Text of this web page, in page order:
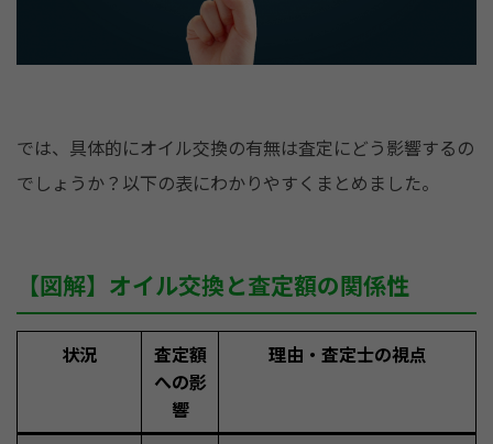
では、具体的にオイル交換の有無は査定にどう影響するの
でしょうか？以下の表にわかりやすくまとめました。
【図解】オイル交換と査定額の関係性
状況
査定額
への影
響
理由・査定士の視点